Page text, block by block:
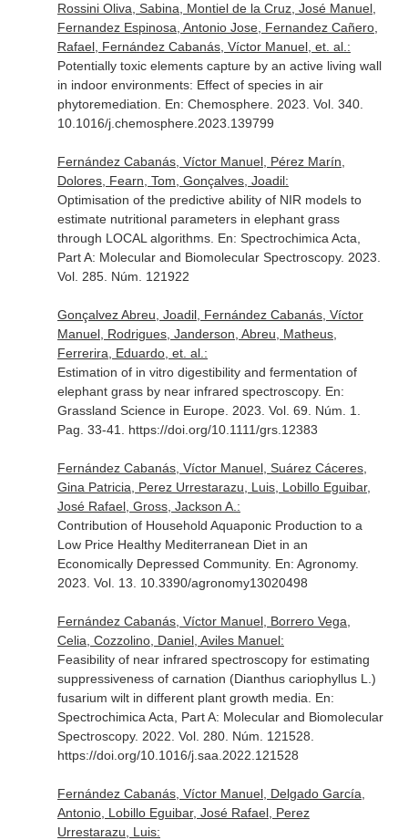
Rossini Oliva, Sabina, Montiel de la Cruz, José Manuel,
Fernandez Espinosa, Antonio Jose, Fernandez Cañero,
Rafael, Fernández Cabanás, Víctor Manuel, et. al.:
Potentially toxic elements capture by an active living wall
in indoor environments: Effect of species in air
phytoremediation. En: Chemosphere. 2023. Vol. 340.
10.1016/j.chemosphere.2023.139799
Fernández Cabanás, Víctor Manuel, Pérez Marín,
Dolores, Fearn, Tom, Gonçalves, Joadil:
Optimisation of the predictive ability of NIR models to
estimate nutritional parameters in elephant grass
through LOCAL algorithms. En: Spectrochimica Acta,
Part A: Molecular and Biomolecular Spectroscopy. 2023.
Vol. 285. Núm. 121922
Gonçalvez Abreu, Joadil, Fernández Cabanás, Víctor
Manuel, Rodrigues, Janderson, Abreu, Matheus,
Ferrerira, Eduardo, et. al.:
Estimation of in vitro digestibility and fermentation of
elephant grass by near infrared spectroscopy. En:
Grassland Science in Europe. 2023. Vol. 69. Núm. 1.
Pag. 33-41. https://doi.org/10.1111/grs.12383
Fernández Cabanás, Víctor Manuel, Suárez Cáceres,
Gina Patricia, Perez Urrestarazu, Luis, Lobillo Eguibar,
José Rafael, Gross, Jackson A.:
Contribution of Household Aquaponic Production to a
Low Price Healthy Mediterranean Diet in an
Economically Depressed Community. En: Agronomy.
2023. Vol. 13. 10.3390/agronomy13020498
Fernández Cabanás, Víctor Manuel, Borrero Vega,
Celia, Cozzolino, Daniel, Aviles Manuel:
Feasibility of near infrared spectroscopy for estimating
suppressiveness of carnation (Dianthus cariophyllus L.)
fusarium wilt in different plant growth media. En:
Spectrochimica Acta, Part A: Molecular and Biomolecular
Spectroscopy. 2022. Vol. 280. Núm. 121528.
https://doi.org/10.1016/j.saa.2022.121528
Fernández Cabanás, Víctor Manuel, Delgado García,
Antonio, Lobillo Eguibar, José Rafael, Perez
Urrestarazu, Luis: